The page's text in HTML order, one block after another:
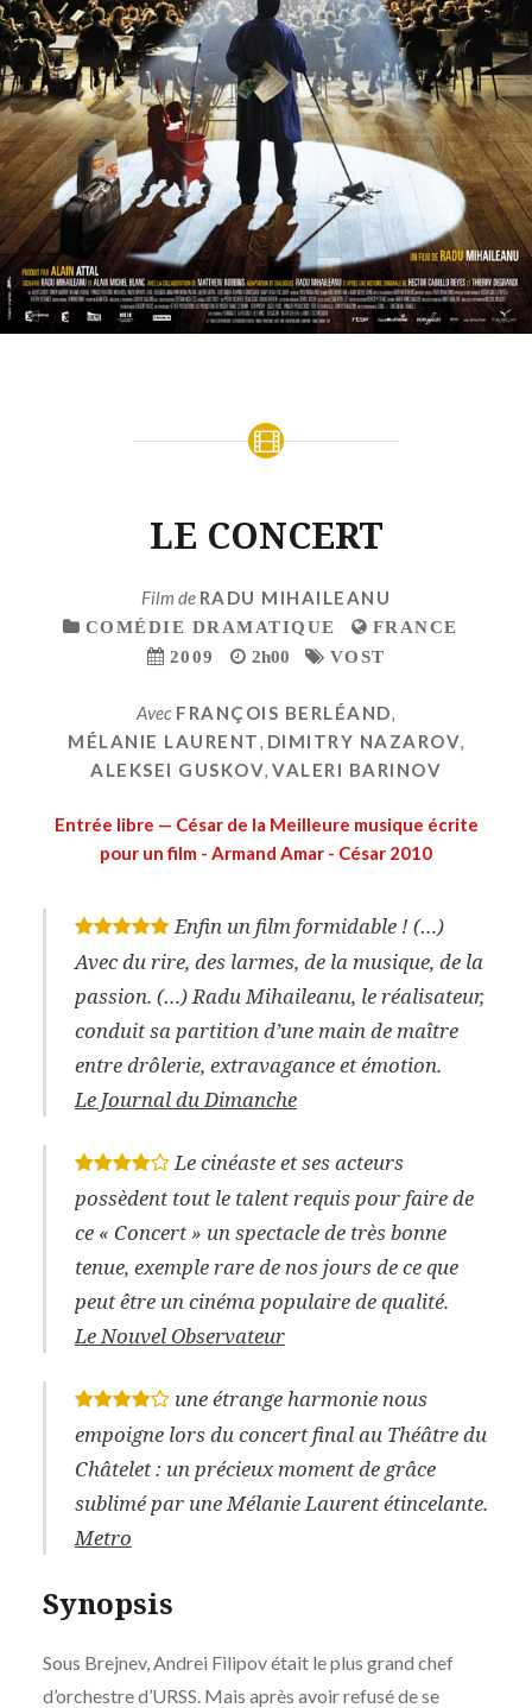
LE CONCERT
Film de RADU MIHAILEANU
COMÉDIE DRAMATIQUE
FRANCE
2009
2h00 VOST
Avec FRANÇOIS BERLÉAND,
MÉLANIE LAURENT, DIMITRY NAZAROV,
ALEKSEI GUSKOV, VALERI BARINOV
Entrée libre — César de la Meilleure musique écrite
pour un film - Armand Amar - César 2010
* * * * *
Enfin un film formidable ! (…)
Avec du rire, des larmes, de la musique, de la
passion. (…) Radu Mihaileanu, le réalisateur,
conduit sa partition d’une main de maître
entre drôlerie, extravagance et émotion.
Le Journal du Dimanche
* * * * Le cinéaste et ses acteurs
possèdent tout le talent requis pour faire de
ce « Concert » un spectacle de très bonne
tenue, exemple rare de nos jours de ce que
peut être un cinéma populaire de qualité.
Le Nouvel Observateur
* * * * une étrange harmonie nous
empoigne lors du concert final au Théâtre du
Châtelet : un précieux moment de grâce
sublimé par une Mélanie Laurent étincelante.
Metro
Synopsis
Sous Brejnev, Andrei Filipov était le plus grand chef
d’orchestre d’URSS. Mais après avoir refusé de se